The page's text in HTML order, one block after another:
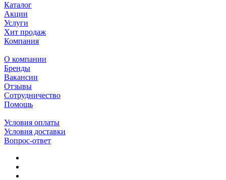
Каталог
Акции
Услуги
Хит продаж
Компания
О компании
Бренды
Вакансии
Отзывы
Сотрудничество
Помощь
Условия оплаты
Условия доставки
Вопрос-ответ